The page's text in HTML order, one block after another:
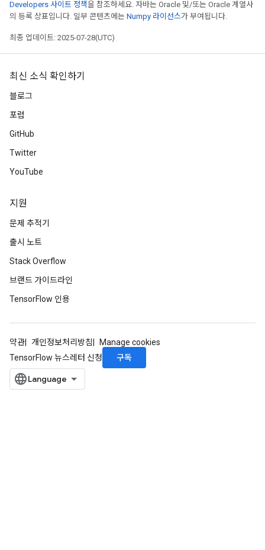
Developers 사이트 정책을 참조하세요. 자바는 Oracle 및/또는 Oracle 계열사
의 등록 상표입니다. 일부 콘텐츠에는 Numpy 라이선스가 부여됩니다.
최종 업데이트: 2025-07-28(UTC)
최신 소식 확인하기
블로그
포럼
GitHub
Twitter
YouTube
지원
문제 추적기
출시 노트
Stack Overflow
브랜드 가이드라인
TensorFlow 인용
약관 개인정보처리방침
Manage cookies
TensorFlow 뉴스레터 신청
구독